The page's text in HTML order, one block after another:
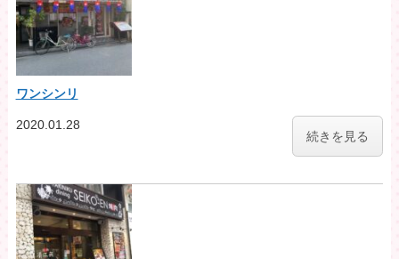
ワンシンリ
続きを見る
2020.01.28